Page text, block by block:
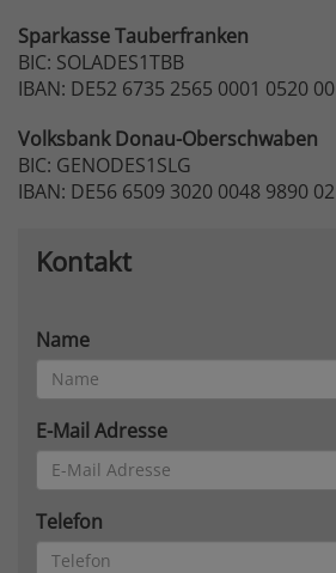
SparkasseTauberfranken
BIC: SOLADES1TBB
IBAN: DE52 6735 2565 0001 0520 00
VolksbankDonau-Oberschwaben
BIC: GENODES1SLG
IBAN: DE56 6509 3020 0048 9890 02
Kontakt
Name
E-Mail Adresse
Telefon